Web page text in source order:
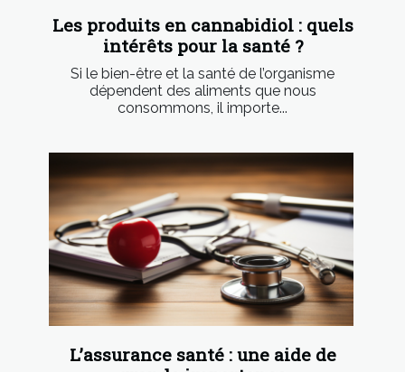
Les produits en cannabidiol : quels
intérêts pour la santé ?
Si le bien-être et la santé de l’organisme
dépendent des aliments que nous
consommons, il importe...
L’assurance santé : une aide de